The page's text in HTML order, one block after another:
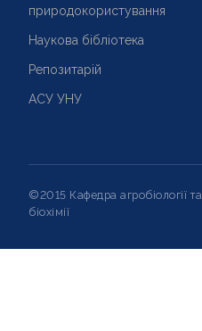
природокористування
Наукова бібліотека
Репозитарій
АСУ УНУ
©2015 Кафедра агробіології та
біохімії